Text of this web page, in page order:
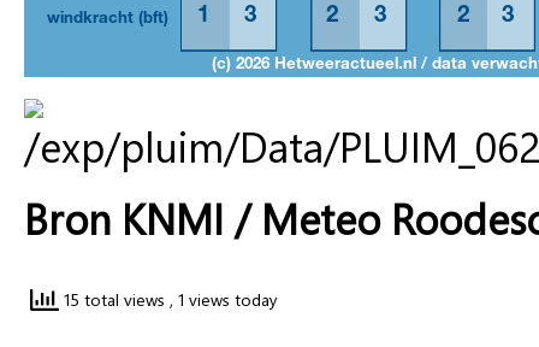
Bron KNMI / Meteo
15 total views , 1 views today